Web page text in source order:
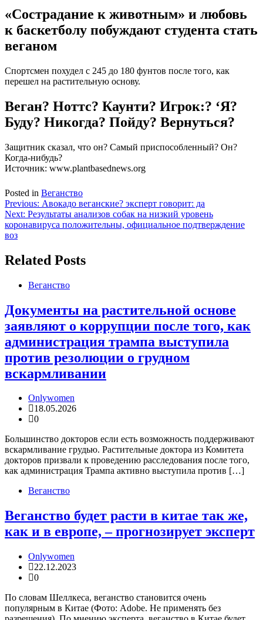
«Сострадание к животным» и любовь
к баскетболу побуждают студента стать
веганом
Спортсмен похудел с 245 до 180 фунтов после того, как
перешел на растительную основу.
Веган? Ноттс? Каунти? Игрок:? ‘Я?
Буду? Никогда? Пойду? Вернуться?
Защитник сказал, что он? Самый приспособленный? Он?
Когда-нибудь?
Источник: www.plantbasednews.org
Posted in Веганство
Навигация
по
записям
Previous: Авокадо веганские? эксперт говорит: да
Next: Результаты анализов собак на низкий уровень
коронавируса положительны, официальное подтверждение
воз
Related Posts
Веганство
Документы на растительной основе
заявляют о коррупции после того, как
администрация трампа выступила
против резолюции о грудном
вскармливании
Onlywomen
18.05.2026
0
Большинство докторов если есть возможность поддерживают
вскармливание грудью. Растительные доктора из Комитета
докторов призвали к проведению расследования после того,
как администрация Трампа активно выступила против […]
Веганство
Веганство будет расти в китае так же,
как и в европе, – прогнозирует эксперт
Onlywomen
22.12.2023
0
По словам Шеллкеса, веганство становится очень
популярным в Китае (Фото: Adobe. Не применять без